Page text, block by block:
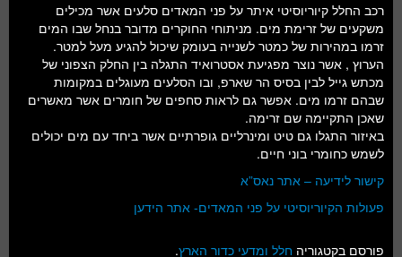
רכב החלל קיוריוסיטי איתר על פני המאדים סלעים אשר מכילים
משקעים של זרימת מים. מניתוחי החוקרים מדובר בנחל שבו המים
זרמו במהירות של כמטר לשנייה בעומק שיכול להגיע מעל למטר.
הערוץ , אשר נוצר מפגיעת אסטרואיד התגלה בין החלק הצפוני של
מכתש גייל לבין בסיס הר שארפ, ובו הסלעים מעוגלים במקומות
שבהם זרמו מים. אפשר גם לראות סחפים של חומרים אשר מאשרים
שאכן התקיימה שם זרימה.
באיזור התגלו גם טיט ומינרליים גופרתיים אשר ביחד עם מים יכולים
לשמש כחומרי בוני חיים.
קישור לידיעה – אתר נאס”א
פעולות הקיוריוסיטי על פני המאדים- אתר הידען
פורסם בקטגוריה חלל ומדעי כדור הארץ.